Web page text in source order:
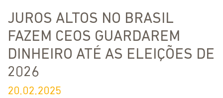
JUROS ALTOS NO BRASIL
FAZEM CEOS GUARDAREM
DINHEIRO ATÉ AS ELEIÇÕES DE
2026
20.02.2025